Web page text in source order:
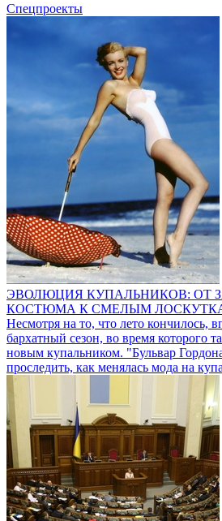
Спецпроекты
ЭВОЛЮЦИЯ КУПАЛЬНИКОВ: ОТ
КОСТЮМА К СМЕЛЫМ
Несмотря на то, что лето кончилось,
бархатный сезон, во время которого
новым купальником. "Бульвар
проследить, как менялась мода на